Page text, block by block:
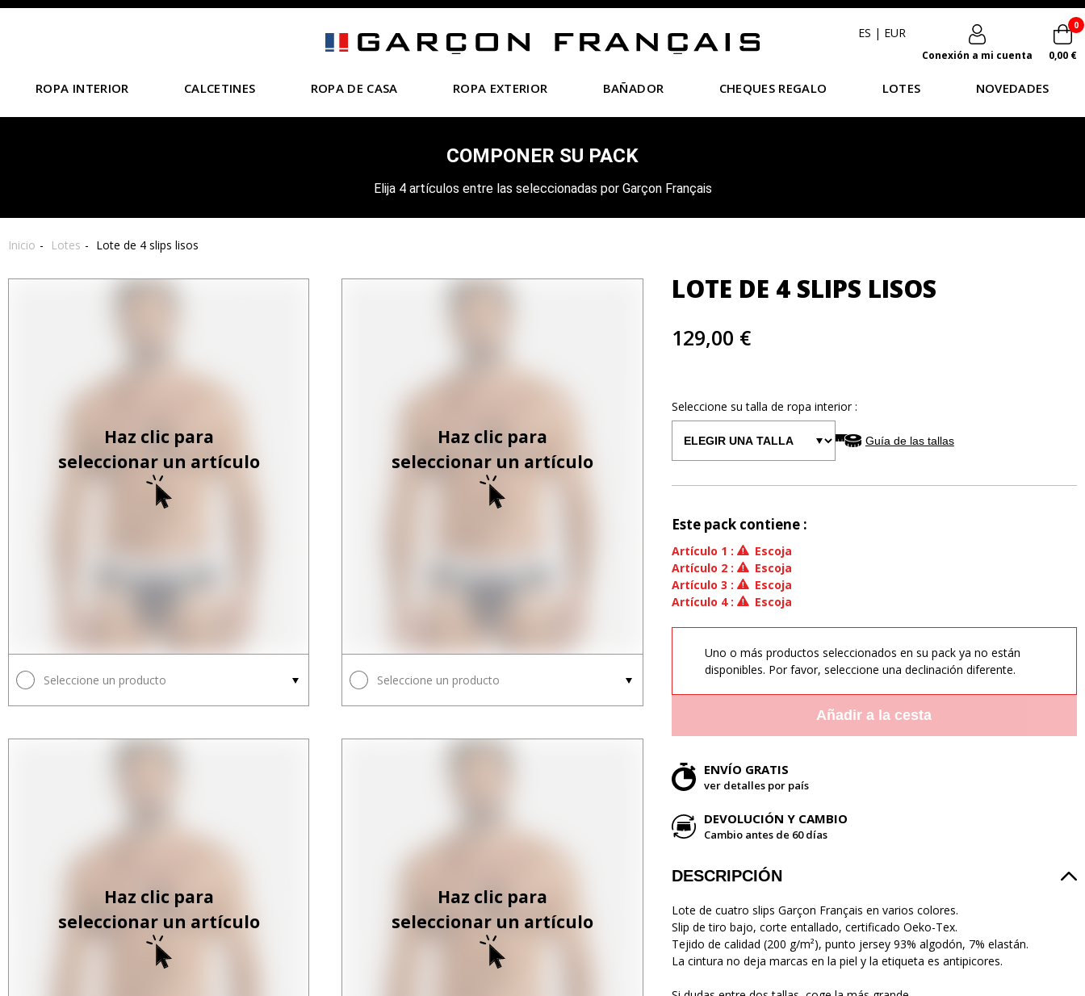
ES | EUR
Conexión a mi cuenta
0
0,00 €
ROPA INTERIOR CALCETINES ROPA DE CASA ROPA EXTERIOR BAÑADOR CHEQUES REGALO LOTES NOVEDADES
COMPONER SU PACK
Elija 4 artículos entre las seleccionadas por Garçon Français
Inicio Lotes Lote de 4 slips lisos
Haz clic para
seleccionar un artículo
Seleccione un producto
Haz clic para
seleccionar un artículo
Seleccione un producto
Haz clic para
seleccionar un artículo
Haz clic para
seleccionar un artículo
LOTE DE 4 SLIPS LISOS
129,00 €
Seleccione su talla de ropa interior:
Guía de las tallas
Este pack contiene :
Artículo 1 :
Escoja
Artículo 2:
Escoja
Artículo 3 :
Escoja
Artículo 4: Escoja
Uno o más productos seleccionados en su pack ya no están
disponibles. Por favor, seleccione una declinación diferente.
Añadir a la cesta
ENVÍO GRATIS
ver detalles por país
DEVOLUCIÓN Y CAMBIO
Cambio antes de 60 días
DESCRIPCIÓN
Lote de cuatro slips Garçon Français en varios colores.
Slip de tiro bajo, corte entallado, certificado Oeko-Tex.
Tejido de calidad (200 g/m²), punto jersey 93% algodón, 7% elastán.
La cintura no deja marcas en la piel y la etiqueta es antipicores.